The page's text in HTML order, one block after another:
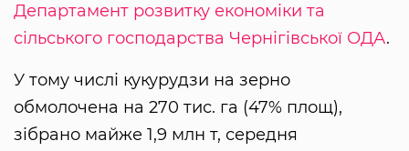
Департамент розвитку економіки та
сільського господарства Чернігівської ОДА.
У тому числі кукурудзи на зерно
обмолочена на 270 тис. га (47% площ),
зібрано майже 1,9 млн т, середня